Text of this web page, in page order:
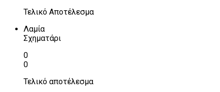
Τελικό Αποτέλεσμα
Λαμία
Σχηματάρι
0
0
Τελικό αποτέλεσμα